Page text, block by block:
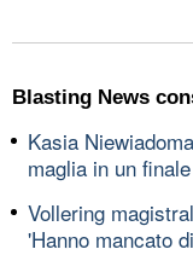
Blasting News
Kasia
maglia in un
Vollering
'Hanno mancato